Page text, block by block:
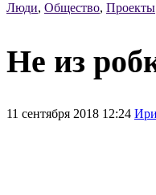
Люди, Общество, Проекты
Не из
11 сентября 2018 12:24